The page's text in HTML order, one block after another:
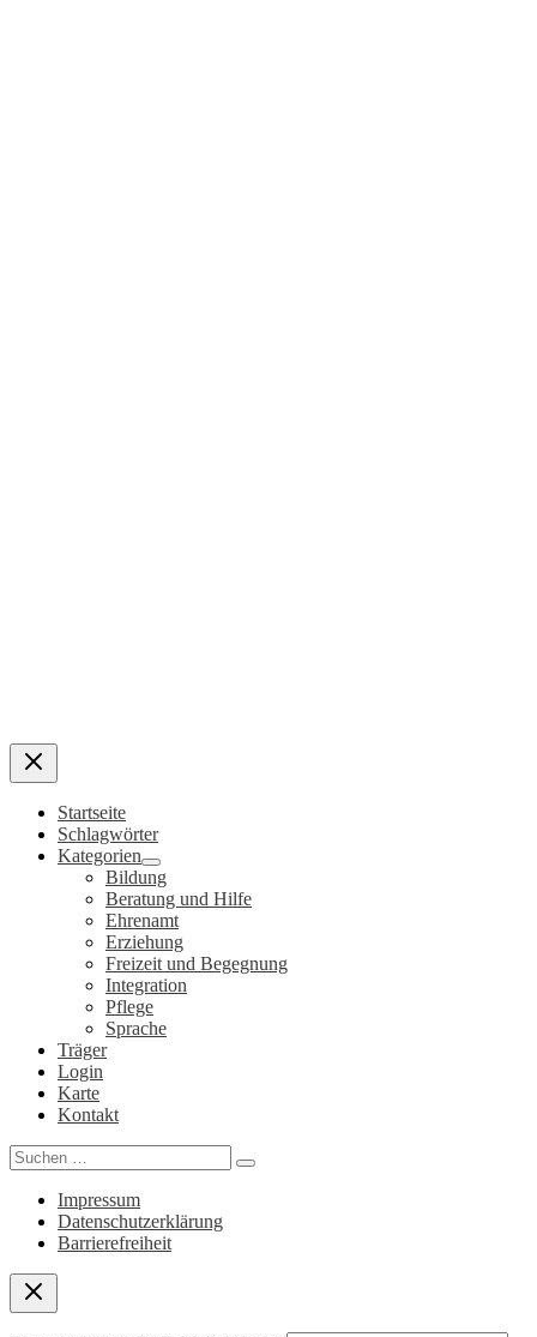
Startseite
Schlagwörter
Kategorien
Bildung
Beratung und Hilfe
Ehrenamt
Erziehung
Freizeit und Begegnung
Integration
Pflege
Sprache
Träger
Login
Karte
Kontakt
Search
for:
Impressum
Datenschutzerklärung
Barrierefreiheit